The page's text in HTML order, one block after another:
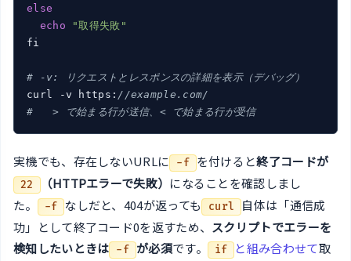
else
echo
"取得失敗"
fi
# -v: リクエストとレスポンスの詳細を表示（デバッグ）
curl -v https: //example.com/
#   > で始まる行が送信、< で始まる行が受信
実機でも、存在しないURLに -f を付けると終了コードが
22 （HTTPエラーで失敗） になることを確認しまし
た。
-f なしだと、404が返っても curl
自体は「通信成
功」として終了コード0を返すため、 スクリプトでエラーを
検知したいときは -f が必須です。 if と組み合わせて取